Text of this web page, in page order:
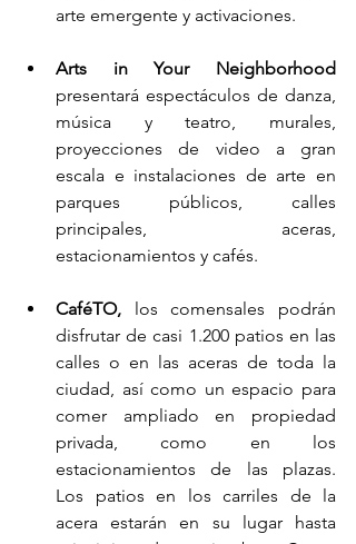
arte emergente y activaciones.
Arts in Your Neighborhood
presentará espectáculos de danza,
música y teatro, murales,
proyecciones de video a gran
escala e instalaciones de arte en
parques públicos, calles
principales, aceras,
estacionamientos y cafés.
CaféTO, los comensales podrán
disfrutar de casi 1.200 patios en las
calles o en las aceras de toda la
ciudad, así como un espacio para
comer ampliado en propiedad
privada, como en los
estacionamientos de las plazas.
Los patios en los carriles de la
acera estarán en su lugar hasta